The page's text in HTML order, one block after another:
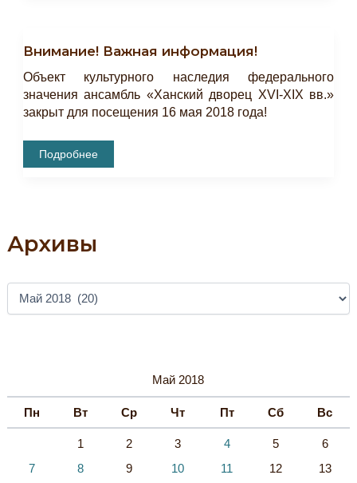
Архивы
Май 2018
Пн Вт Ср Чт Пт Сб Вс
1 2 3 4 5
6
7
8 9 10 11 12
13
Икяелер
1944
…)
Внимание! Важная информация!
Объект культурного наследия федерального
значения ансамбль «Ханский дворец XVI-XIX вв.»
закрыт для посещения 16 мая 2018 года!
Внимание!
Важная
Подробнее